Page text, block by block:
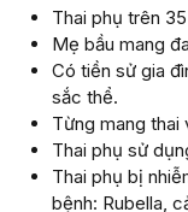
Thai phụ trên
Mẹ bầu mang
Có tiền sử gia
sắc thể.
Từng mang thai
Thai phụ sử
Thai phụ bị
bệnh: Rubella,